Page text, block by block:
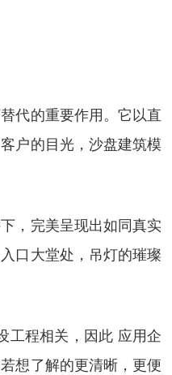
代的重要作用。它以直
户的目光，沙盘建筑模
，完美呈现出如同真实
口大堂处，吊灯的璀璨
工程相关，因此 应用企
想了解的更清晰，更便